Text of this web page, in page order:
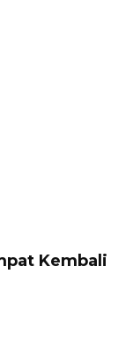
Kembali